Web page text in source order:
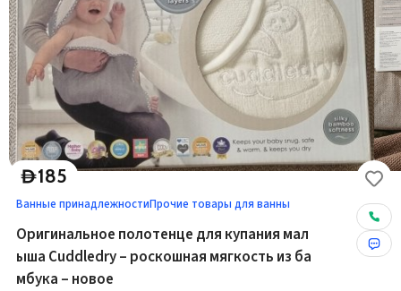
D185
Ванные принадлежностиПрочие товары для ванны
Оригинальное полотенце для купания мал
ыша Cuddledry – роскошная мягкость из ба
мбука – новое